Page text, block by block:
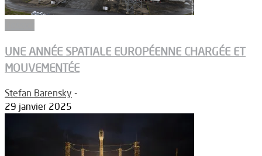
UNE ANNÉE SPATIALE EUROPÉENNE CHARGÉE ET
MOUVEMENTÉE
Stefan Barensky -
29 janvier 2025